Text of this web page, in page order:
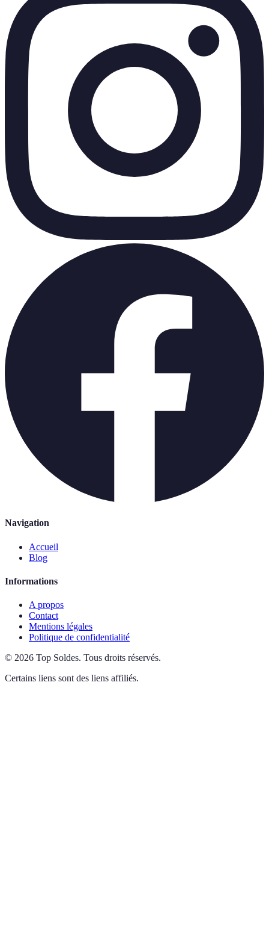
Navigation
Accueil
Blog
Informations
A propos
Contact
Mentions légales
Politique de confidentialité
© 2026 Top Soldes. Tous droits réservés.
Certains liens sont des liens affiliés.